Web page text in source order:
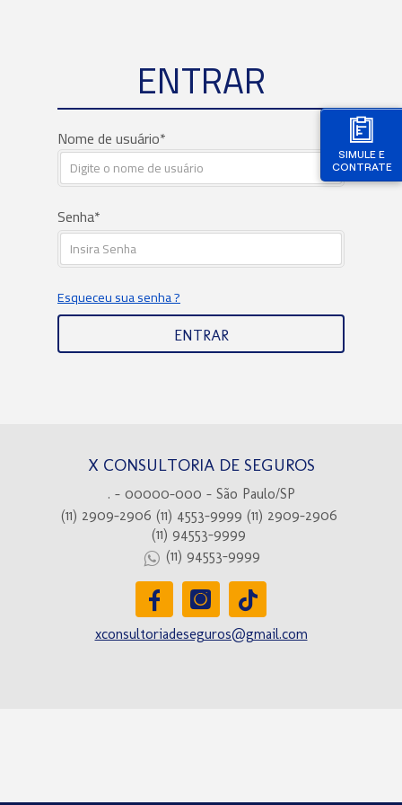
SIMULE E
CONTRATE
ENTRAR
Nome de usuário
Senha
Esqueceu sua senha ?
ENTRAR
X CONSULTORIA DE SEGUROS
. - 00000-000 - São Paulo/SP
(11) 2909-2906 (11) 4553-9999 (11) 2909-2906
(11) 94553-9999
(11) 94553-9999
xconsultoriadeseguros@gmail.com